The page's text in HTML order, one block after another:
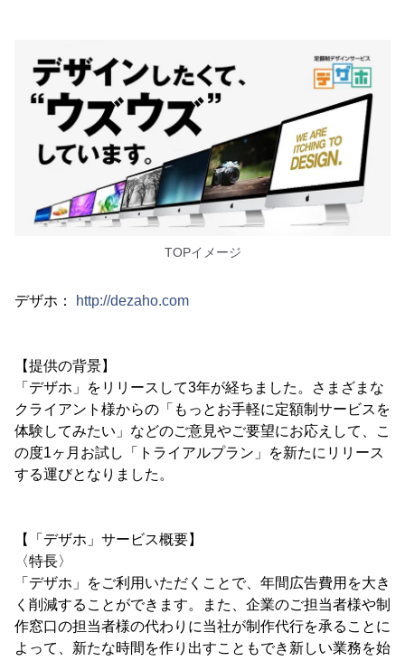
TOPイメージ
デザホ： http://dezaho.com
【提供の背景】
「デザホ」をリリースして3年が経ちました。さまざまな
クライアント様からの「もっとお手軽に定額制サービスを
体験してみたい」などのご意見やご要望にお応えして、こ
の度1ヶ月お試し「トライアルプラン」を新たにリリース
する運びとなりました。
【「デザホ」サービス概要】
〈特長〉
「デザホ」をご利用いただくことで、年間広告費用を大き
く削減することができます。また、企業のご担当者様や制
作窓口の担当者様の代わりに当社が制作代行を承ることに
よって、新たな時間を作り出すこともでき新しい業務を始